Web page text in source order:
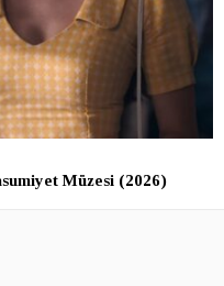
Müzesi (2026)